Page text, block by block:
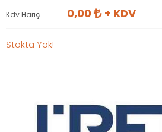
Kdv Hariç 0,00 + KDV
Stokta Yok!